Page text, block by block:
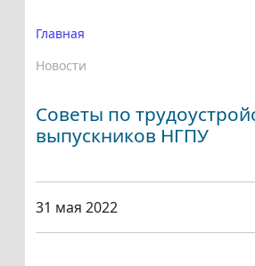
Главная
Новости
Советы по
выпускников НГПУ
31 мая 2022